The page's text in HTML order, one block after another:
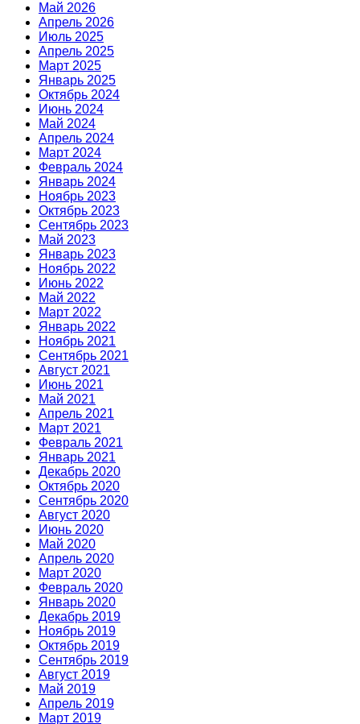
Май 2026
Апрель 2026
Июль 2025
Апрель 2025
Март 2025
Январь 2025
Октябрь 2024
Июнь 2024
Май 2024
Апрель 2024
Март 2024
Февраль 2024
Январь 2024
Ноябрь 2023
Октябрь 2023
Сентябрь 2023
Май 2023
Январь 2023
Ноябрь 2022
Июнь 2022
Май 2022
Март 2022
Январь 2022
Ноябрь 2021
Сентябрь 2021
Август 2021
Июнь 2021
Май 2021
Апрель 2021
Март 2021
Февраль 2021
Январь 2021
Декабрь 2020
Октябрь 2020
Сентябрь 2020
Август 2020
Июнь 2020
Май 2020
Апрель 2020
Март 2020
Февраль 2020
Январь 2020
Декабрь 2019
Ноябрь 2019
Октябрь 2019
Сентябрь 2019
Август 2019
Май 2019
Апрель 2019
Март 2019